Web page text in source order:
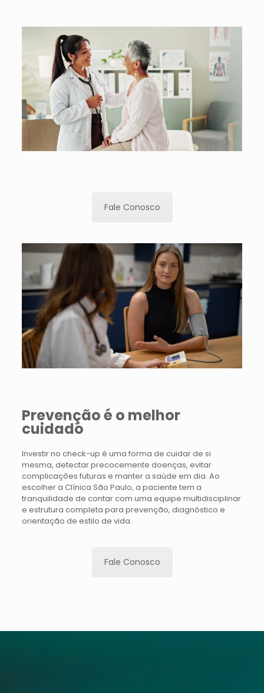
Fale Conosco
Prevenção é o melhor
cuidado
Investir no check-up é uma forma de cuidar de si
mesma, detectar precocemente doenças, evitar
complicações futuras e manter a saúde em dia. Ao
escolher a Clínica São Paulo, a paciente tem a
tranquilidade de contar com uma equipe multidisciplinar
e estrutura completa para prevenção, diagnóstico e
orientação de estilo de vida.
Fale Conosco